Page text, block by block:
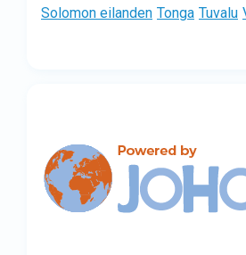
Solomon eilanden Tonga Tuvalu